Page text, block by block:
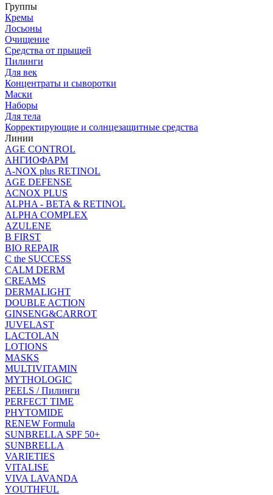
Группы
Кремы
Лосьоны
Очищение
Средства от прыщей
Пилинги
Для век
Концентраты и сыворотки
Маски
Наборы
Для тела
Корректирующие и солнцезащитные средства
Линии
AGE CONTROL
АНГИОФАРМ
A-NOX plus RETINOL
AGE DEFENSE
ACNOX PLUS
ALPHA - BETA & RETINOL
ALPHA COMPLEX
AZULENE
B FIRST
BIO REPAIR
C the SUCCESS
CALM DERM
CREAMS
DERMALIGHT
DOUBLE ACTION
GINSENG&CARROT
JUVELAST
LACTOLAN
LOTIONS
MASKS
MULTIVITAMIN
MYTHOLOGIC
PEELS / Пилинги
PERFECT TIME
PHYTOMIDE
RENEW Formula
SUNBRELLA SPF 50+
SUNBRELLA
VARIETIES
VITALISE
VIVA LAVANDA
YOUTHFUL